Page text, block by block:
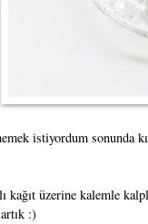
istiyordum sonunda
kağıt üzerine kalemle
:)